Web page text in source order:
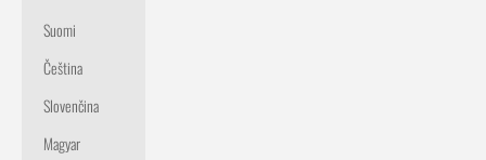
Suomi
Čeština
Slovenčina
Magyar